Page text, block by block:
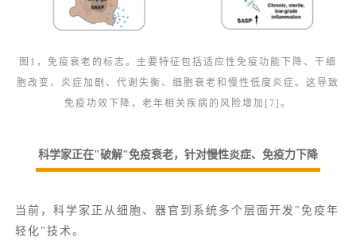
图1，免疫衰老的标志。主要特征包括适应性免疫功能下降、干细
胞改变、炎症加剧、代谢失衡、细胞衰老和慢性低度炎症。这导致
免疫功效下降，老年相关疾病的风险增加[7]。
科学家正在"破解"免疫衰老，针对慢性炎症、免疫力下降
当前，科学家正从细胞、器官到系统多个层面开发" 免疫年
轻化 "技术。